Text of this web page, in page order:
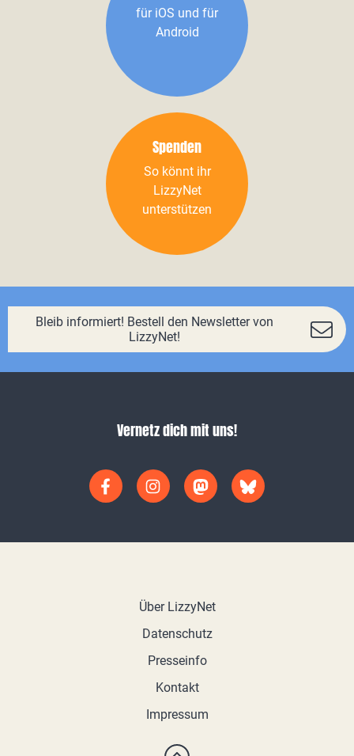
für iOS und für
Android
Spenden
So könnt ihr
LizzyNet
unterstützen
Bleib informiert! Bestell den Newsletter von
LizzyNet!
Vernetz dich mit uns!
Über LizzyNet
Datenschutz
Presseinfo
Kontakt
Impressum